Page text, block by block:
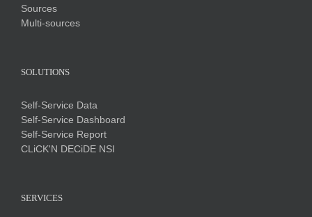
Sources
Multi-sources
SOLUTIONS
Self-Service Data
Self-Service Dashboard
Self-Service Report
CLiCK'N DECiDE NSI
SERVICES